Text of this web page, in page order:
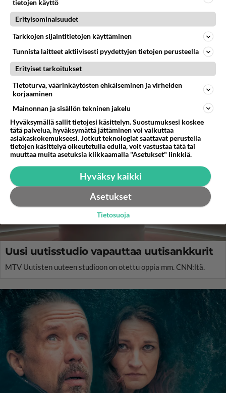
Uusi uutisstudio vapauttaa uutisankkurit
MTV Uutisten uuteen studioon on otettu oppia mm. CNN:ltä.
tietojen käyttö
Erityisominaisuudet
Tarkkojen sijaintitietojen käyttäminen
Tunnista laitteet aktiivisesti pyydettyjen tietojen perusteella
Erityiset tarkoitukset
Tietoturva, väärinkäytösten ehkäiseminen ja virheiden
korjaaminen
Mainonnan ja sisällön tekninen jakelu
Hyväksymällä sallit tietojesi käsittelyn. Suostumuksesi koskee
tätä palvelua, hyväksymättä jättäminen voi vaikuttaa
asiakaskokemukseesi. Jotkut teknologiat saattavat perustella
tietojen käsittelyä oikeutetulla edulla, voit vastustaa tätä tai
muuttaa muita asetuksia klikkaamalla "Asetukset" linkkiä.
Hyväksy kaikki
Asetukset
Tietosuoja